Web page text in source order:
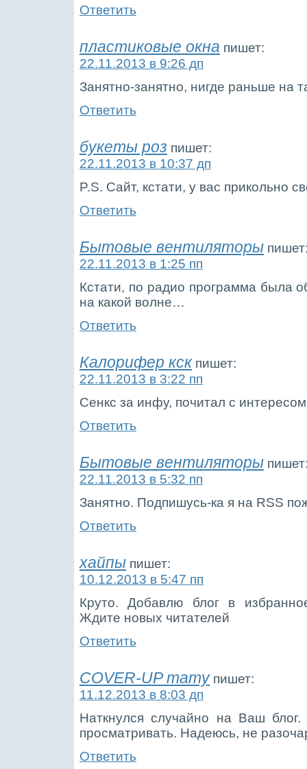
Ответить
пластиковые окна пишет:
22.11.2013 в 9:26 дп
Занятно-занятно, нигде раньше на
Ответить
букеты роз пишет:
22.11.2013 в 10:37 дп
P.S. Сайт, кстати, у вас прикольно
Ответить
Бытовые вентиляторы
22.11.2013 в 1:25 пп
Кстати, по радио программа была
на какой волне…
Ответить
Калорифер кск пишет:
22.11.2013 в 3:22 пп
Сенкс за инфу, почитал с интересом
Ответить
Бытовые вентиляторы
22.11.2013 в 5:32 пп
Занятно. Подпишусь-ка я на RSS
Ответить
хайпы пишет:
10.12.2013 в 5:47 пп
Круто. Добавлю блог в
Ждите новых читателей
Ответить
COVER-UP тату пишет:
11.12.2013 в 8:03 дп
Наткнулся случайно на Ваш блог.
просматривать. Надеюсь, не
Ответить